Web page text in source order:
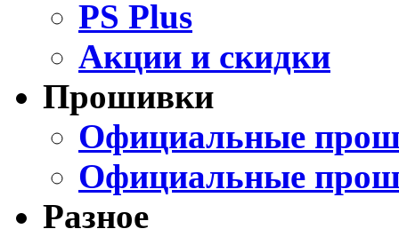
PS Plus
Акции и скидки
Прошивки
Официальные
Официальные
Разное